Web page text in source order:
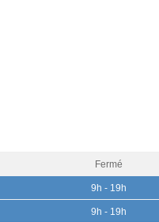
Fermé
9h - 19h
9h - 19h